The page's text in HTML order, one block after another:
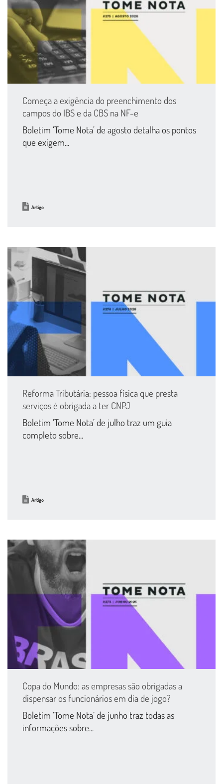
Começa a exigência do preenchimento dos
campos do IBS e da CBS na NF-e
Boletim ‘Tome Nota’ de agosto detalha os pontos
que exigem...
Artigo
Reforma Tributária: pessoa física que presta
serviços é obrigada a ter CNPJ
Boletim ‘Tome Nota’ de julho traz um guia
completo sobre...
Artigo
Copa do Mundo: as empresas são obrigadas a
dispensar os funcionários em dia de jogo?
Boletim ‘Tome Nota’ de junho traz todas as
informações sobre...